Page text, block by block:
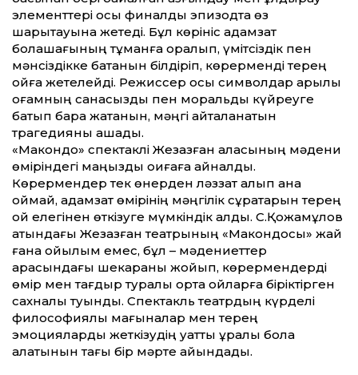
элемент­тері осы финалдық эпизодта өз
шарықтауына жетеді. Бұл көрініс адамзат
болашағының тұманға оралып, үмітсіздік пен
мәнсіздікке батқанын білдіріп, көрерменді терең
ойға жетелейді. Режиссер осы символдар арқылы
қоғамның санасыздық пен моральдық күйреуге
батып бара жатқанын, мәңгі қайталанатын
трагедияны ашады.
«Макондо» спектаклі Жезқазған қаласының мәдени
өміріндегі маңызды оқиғаға айналды.
Көрермендер тек өнерден ләззат алып қана
қоймай, адамзат өмірінің мәңгілік сұрақтарын терең
ой елегінен өткізуге мүмкіндік алды. С.Қожамқұлов
атындағы Жезқазған театрының «Макондосы» жай
ғана қойылым емес, бұл – мәдениет­тер
арасындағы шекараны жойып, көрермендерді
өмір мен тағдыр туралы ортақ ойларға біріктірген
сахналық туынды. Спектакль театрдың күрделі
философиялық мағыналар мен терең
эмоцияларды жеткізудің қуат­ты құралы бола
алатынын тағы бір мәрте айқындады.